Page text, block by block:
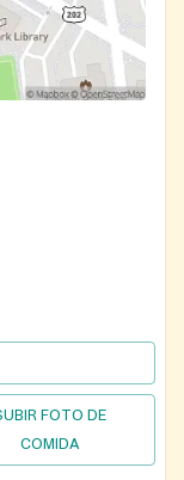
FOTO DE
COMIDA